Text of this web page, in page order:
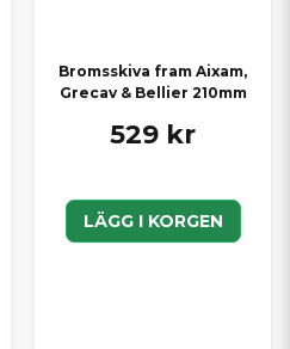
Bromsskiva fram Aixam,
Grecav & Bellier 210mm
529 kr
LÄGG I KORGEN